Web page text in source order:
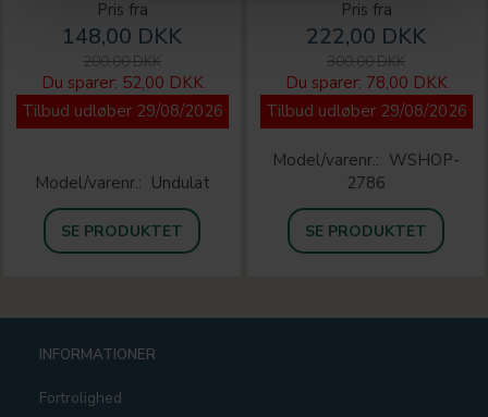
Pris fra
148,00 DKK
200,00 DKK
Du sparer: 52,00 DKK
Tilbud udløber 29/08/2026
Model/varenr.: Undulat
SE PRODUKTET
Pris fra
222,00 DKK
300,00 DKK
Du sparer: 78,00 DKK
Tilbud udløber 29/08/2026
Model/varenr.: WSHOP-
2786
SE PRODUKTET
INFORMATIONER
Fortrolighed